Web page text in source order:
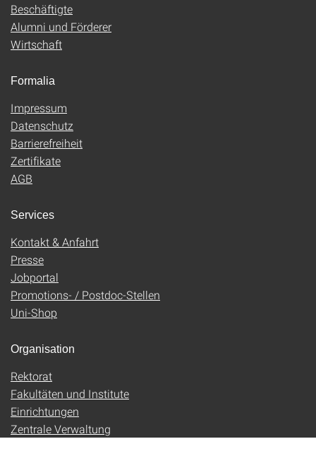
Beschäftigte
Alumni und Förderer
Wirtschaft
Formalia
Impressum
Datenschutz
Barrierefreiheit
Zertifikate
AGB
Services
Kontakt & Anfahrt
Presse
Jobportal
Promotions- / Postdoc-Stellen
Uni-Shop
Organisation
Rektorat
Fakultäten und Institute
Einrichtungen
Zentrale Verwaltung